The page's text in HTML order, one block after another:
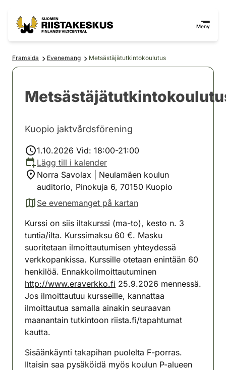
Meny
Framsida Evenemang Metsästäjätutkintokoulutus
Kuopio jaktvårdsförening
1.10.2026 Vid: 18:00-21:00
Lägg till i kalender
Norra Savolax | Neulamäen koulun
auditorio, Pinokuja 6, 70150 Kuopio
Se evenemanget på kartan
(avautuu uuteen välilehteen)
Kurssi on siis iltakurssi (ma-to), kesto n. 3
tuntia/ilta. Kurssimaksu 60 €. Masku
suoritetaan ilmoittautumisen yhteydessä
verkkopankissa. Kurssille otetaan enintään 60
henkilöä. Ennakkoilmoittautuminen
http://www.eraverkko.fi 25.9.2026 mennessä.
Jos ilmoittautuu kursseille, kannattaa
ilmoittautua samalla ainakin seuraavan
maanantain tutkintoon riista.fi/tapahtumat
kautta.
Sisäänkäynti takapihan puolelta F-porras.
Iltaisin saa pysäköidä myös koulun P-alueen